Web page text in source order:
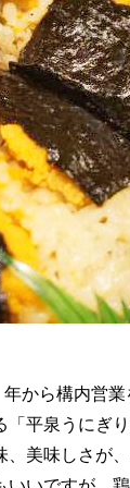
から構内営
「平泉うにぎり
、美味しさが